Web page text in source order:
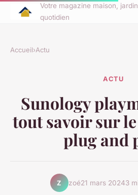
Votre magazine maison,
quotidien
Accueil›Actu
ACTU
Sunology
tout savoir sur
plug and
Z zoé21 mars 20243